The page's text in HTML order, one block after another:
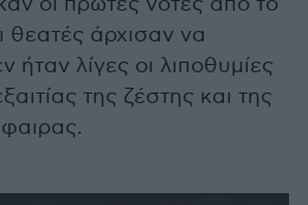
θεατές άρχισαν να
λίγες οι λιποθυμίες
της ζέστης και της